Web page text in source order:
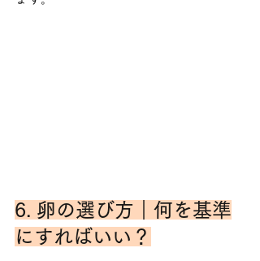
6. 卵の選び方｜何を基準
にすればいい？